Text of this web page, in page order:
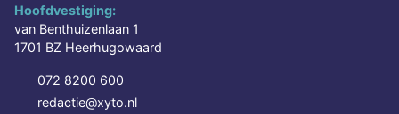
Hoofdvestiging:
van Benthuizenlaan 1
1701 BZ Heerhugowaard
072 8200 600
redactie@xyto.nl